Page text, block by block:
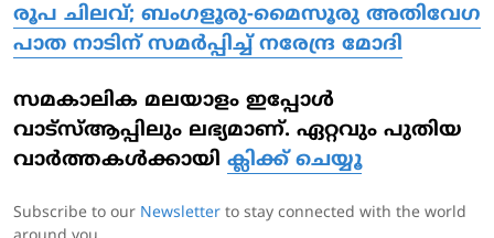
രൂപ ചിലവ്; ബംഗളൂരു-മൈസൂരു അതിവേഗ
പാത നാടിന് സമർപ്പിച്ച് നരേന്ദ്ര മോദി
സമകാലിക മലയാളം ഇപ്പോൾ
വാട്‌സ്ആപ്പിലും ലഭ്യമാണ്. ഏറ്റവും പുതിയ
വാർത്തകൾക്കായി ക്ലിക്ക് ചെയ്യൂ
Subscribe to our Newsletter to stay connected with the world